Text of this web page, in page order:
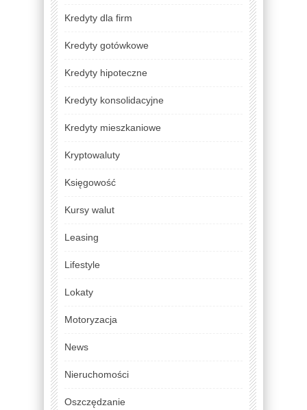
Kredyty dla firm
Kredyty gotówkowe
Kredyty hipoteczne
Kredyty konsolidacyjne
Kredyty mieszkaniowe
Kryptowaluty
Księgowość
Kursy walut
Leasing
Lifestyle
Lokaty
Motoryzacja
News
Nieruchomości
Oszczędzanie